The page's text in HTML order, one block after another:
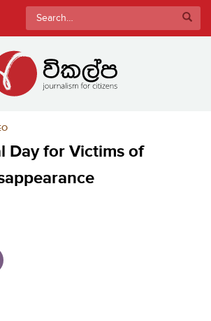
Search
for:
Day for Victims of